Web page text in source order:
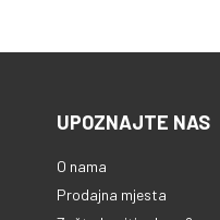
UPOZNAJTE NAS
O nama
Prodajna mjesta